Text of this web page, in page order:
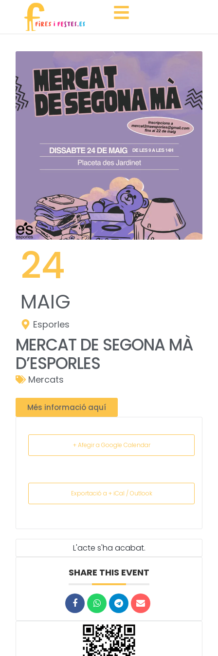
L'acte s'ha acabat.
SHARE THIS EVENT
24
MAIG
Esporles
MERCAT DE SEGONA MÀ
D’ESPORLES
Mercats
Més informació aquí
+ Afegir a Google Calendar
Exportació a + iCal / Outlook